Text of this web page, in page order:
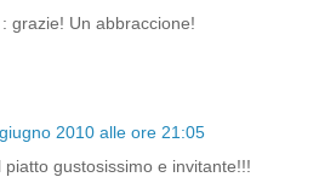
grazie! Un abbraccione!
2010 alle ore 21:05
gustosissimo e invitante!!!